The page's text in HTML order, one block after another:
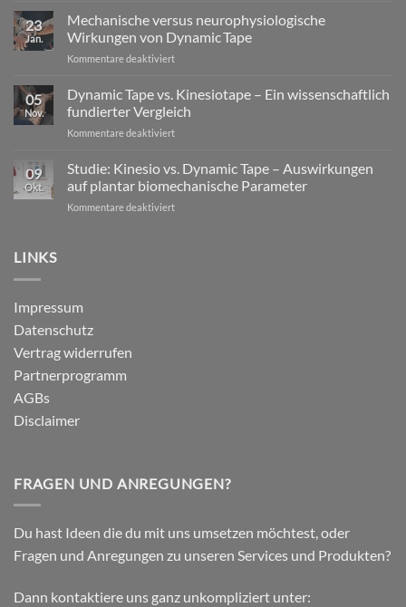
Profisport
–
reine
Stabilisation
ausreicht
23
Jan.
Mechanische versus neurophysiologische
Wirkungen von Dynamic Tape
Kommentare deaktiviertfür
versus
neurophysiologische
Wirkungen
von
05
Nov.
Dynamic Tape vs. Kinesiotape – Ein wissenschaftlich
fundierter Vergleich
Kommentare deaktiviertfür
Tape
Kinesiotape
–
09
Okt.
Studie: Kinesio vs. Dynamic Tape – Auswirkungen
auf plantar biomechanische Parameter
Kommentare deaktiviertfür
LINKS
Impressum
Datenschutz
Vertrag widerrufen
Partnerprogramm
AGBs
Disclaimer
FRAGEN UND ANREGUNGEN?
Du hast Ideen die du mit uns umsetzen möchtest, oder
Fragen und Anregungen zu unseren Services und Produkten?
Dann kontaktiere uns ganz unkompliziert unter: